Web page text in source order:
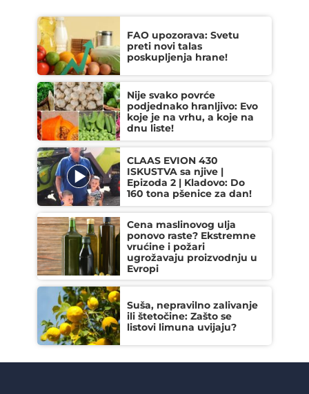
FAO upozorava: Svetu
preti novi talas
poskupljenja hrane!
Nije svako povrće
podjednako hranljivo: Evo
koje je na vrhu, a koje na
dnu liste!
CLAAS EVION 430
ISKUSTVA sa njive |
Epizoda 2 | Kladovo: Do
160 tona pšenice za dan!
Cena maslinovog ulja
ponovo raste? Ekstremne
vrućine i požari
ugrožavaju proizvodnju u
Evropi
Suša, nepravilno zalivanje
ili štetočine: Zašto se
listovi limuna uvijaju?